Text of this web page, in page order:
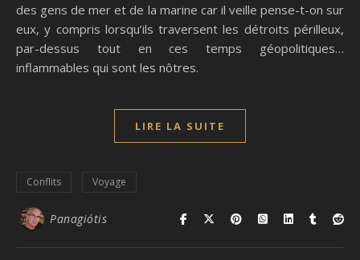
des gens de mer et de la marine car il veille pense-t-on sur
eux, y compris lorsqu’ils traversent les détroits périlleux,
par-dessus tout en ces temps géopolitiques…
inflammables qui sont les nôtres.
LIRE LA SUITE
Conflits Voyage
Panagiótis